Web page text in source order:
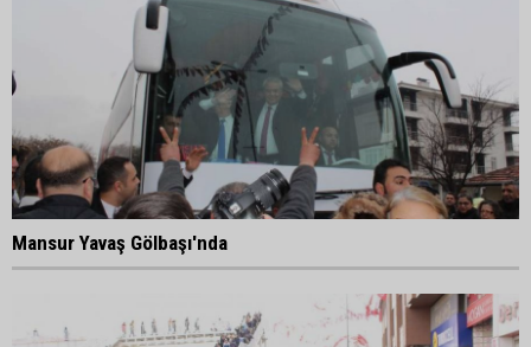
Mansur Yavaş Gölbaşı'nda